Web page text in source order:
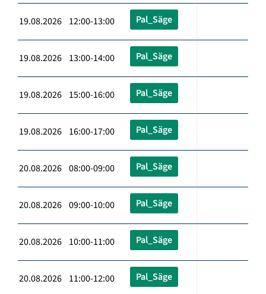
19.08.2026 12:00-13:00 Pal_Säge
19.08.2026 13:00-14:00 Pal_Säge
19.08.2026 15:00-16:00 Pal_Säge
19.08.2026 16:00-17:00 Pal_Säge
20.08.2026 08:00-09:00 Pal_Säge
20.08.2026 09:00-10:00 Pal_Säge
20.08.2026 10:00-11:00 Pal_Säge
20.08.2026 11:00-12:00 Pal_Säge